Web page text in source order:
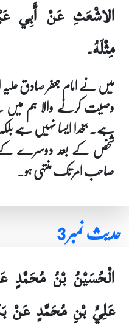
الاشْعَثِ عَنْ أَبِي
مِثْلَهُ۔
میں نے امام جعفر صادق علیہ
وصیت کرنے والا ہم
ہے۔ بخدا ایسا نہیں ہے
شخص کے بعد دوسرے کے
صاحب امر تک منتہی ہو۔
حدیث نمبر 3
الْحُسَيْنُ بْنُ
عَلِيِّ بْنِ مُحَمَّدٍ عَنْ